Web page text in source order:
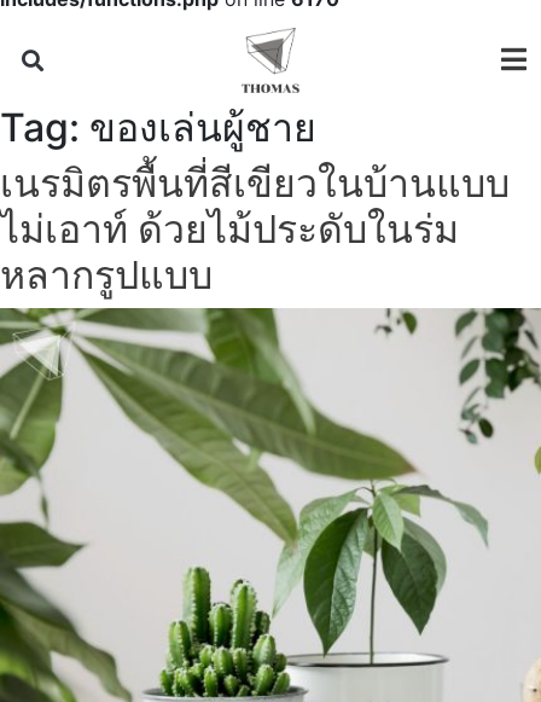
Tag: ของเล่นผู้ชาย
เนรมิตรพื้นที่สีเขียวในบ้านแบบ
ไม่เอาท์ ด้วยไม้ประดับในร่ม
หลากรูปแบบ